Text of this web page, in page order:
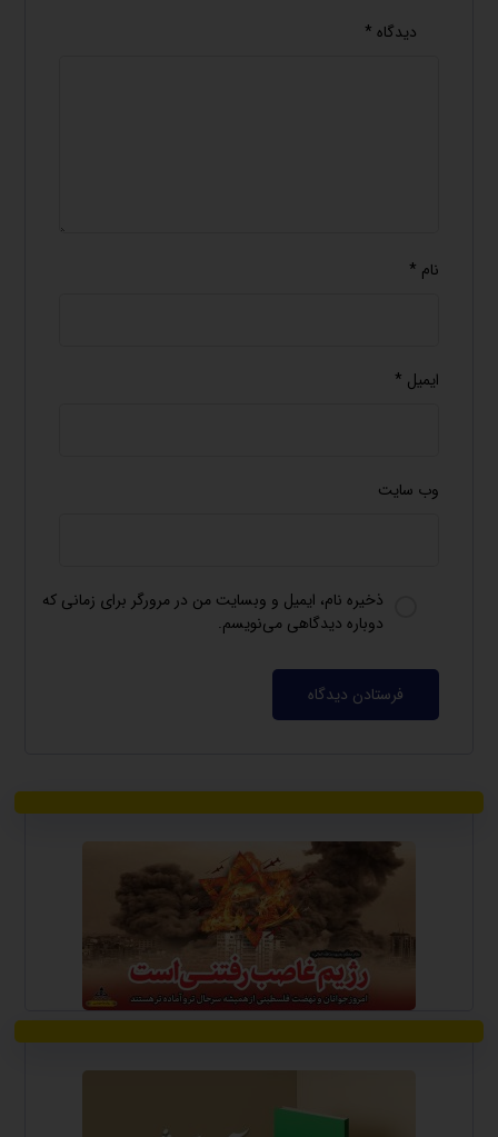
دیدگاه *
نام *
ایمیل *
وب‌ سایت
ذخیره نام، ایمیل و وبسایت من در مرورگر برای زمانی که
دوباره دیدگاهی می‌نویسم.